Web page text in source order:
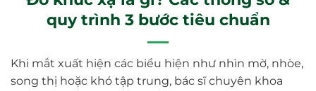
quy trình 3 bước tiêu chuẩn
Khi mắt xuất hiện các biểu hiện như nhìn mờ, nhòe,
song thị hoặc khó tập trung, bác sĩ chuyên khoa